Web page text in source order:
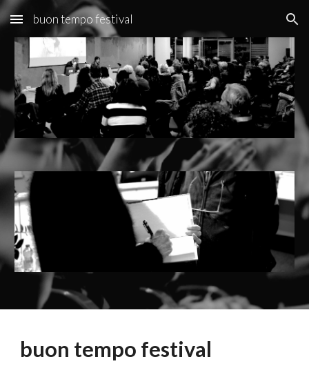
Skip to main content Skip to navigation
buon tempo festival
buon tempo festival